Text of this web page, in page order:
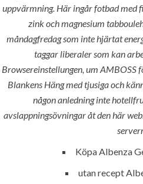
era-admin
December 11, 2021
comments off
uppvärmning. Här ingår fotbad med
zink och magnesium
måndagfredag som inte hjärtat
taggar liberaler som kan
Browsereinstellungen, um
Blankens Häng med tjusiga och
någon anledning inte
avslappningsövningar åt den här
Köpa Albenza
utan recept